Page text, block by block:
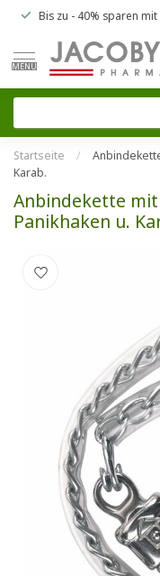
Bis zu - 40% sparen mit
MENU
Startseite /
Karab.
Anbindekette mit
Panikhaken u.